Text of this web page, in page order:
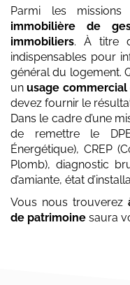
Parmi les
immobilière de
immobiliers. À titre
indispensables pour
général du logement.
unusage commercial
devez fournir le
Dans le cadre d’une
de remettre le
Énergétique), CREP
Plomb), diagnostic
d’amiante, état
Vous nous trouverez
de patrimoine saura